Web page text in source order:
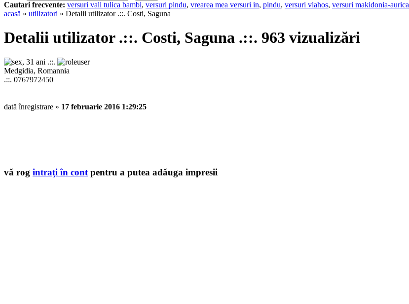
Cautari frecvente: versuri vali tulica bambi, versuri pindu, vrearea mea versuri in, pindu, versuri vlahos, versuri makidonia-aurica
acasă » utilizatori » Detalii utilizator .::. Costi, Saguna
Detalii utilizator .::. Costi, Saguna .::. 963 vizualizări
, 31 ani .::.
user
Medgidia, Romannia
.::. 0767972450
dată înregistrare » 17 februarie 2016 1:29:25
vă rog intraţi în cont pentru a putea adăuga impresii